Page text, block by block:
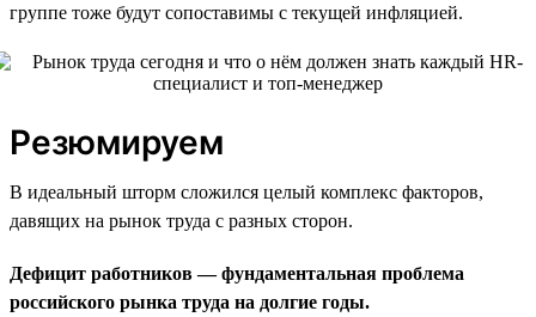
группе тоже будут сопоставимы с текущей инфляцией.
Резюмируем
В идеальный шторм сложился целый комплекс факторов,
давящих на рынок труда с разных сторон.
Дефицит работников — фундаментальная проблема
российского рынка труда на долгие годы.